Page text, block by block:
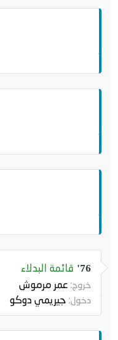
76' قائمة البدلاء
خروج:عمر مرموش
دخول: جيريمي دوكو